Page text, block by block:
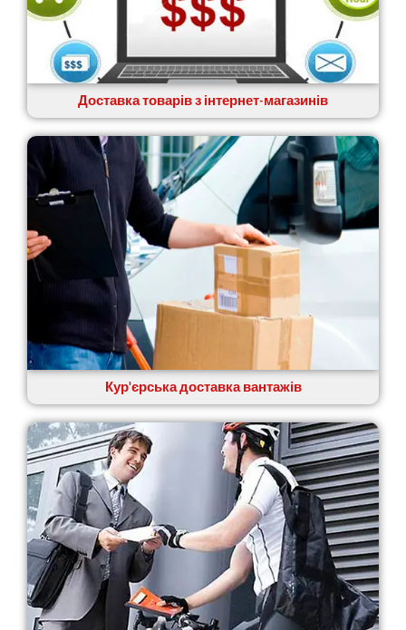
Доставка товарів з інтернет-магазинів
Кур'єрська доставка вантажів